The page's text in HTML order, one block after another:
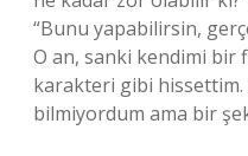
“Bunu yapabilirsin,
O an, sanki kendimi bir
karakteri gibi
bilmiyordum ama bir